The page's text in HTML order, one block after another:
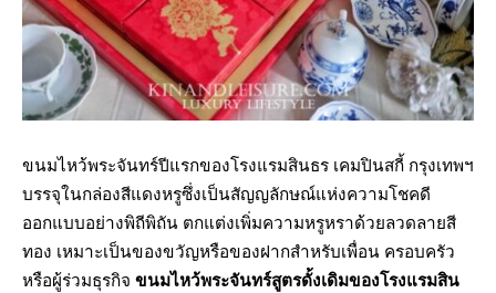
ขนมไหว้พระจันทร์ปีแรกของโรงแรมสินธร เคมปินสกี้ กรุงเทพฯ
บรรจุในกล่องสีแดงหรูซึ่งเป็นสัญญลักษณ์แห่งความโชคดี
ออกแบบอย่างพิถีพิถัน ตกแต่งเพิ่มความหรูหราด้วยลวดลายสี
ทอง เหมาะเป็นของขวัญหรือของฝากสำหรับเพื่อน ครอบครัว
หรือผู้ร่วมธุรกิจ ขนมไหว้พระจันทร์สูตรดั้งเดิมของโรงแรมสิน